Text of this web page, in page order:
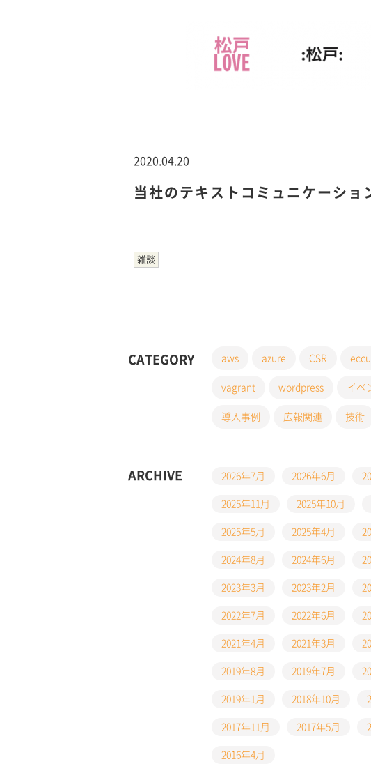
2020.04.20
当社のテキストコミュニケーショ
雑談
CATEGORY aws azure CSR
vagrant wordpress イベ
導入事例 広報関連 技術
ARCHIVE 2026年7月 2026年6月
2025年11月 2025年10月
2025年5月 2025年4月
2024年8月 2024年6月
2023年3月 2023年2月
2022年7月 2022年6月
2021年4月 2021年3月
2019年8月 2019年7月
2019年1月 2018年10月
2017年11月 2017年5月
2016年4月